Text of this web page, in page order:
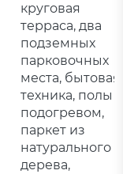
круговая
терраса, два
подземных
парковочных
места, бытовая
техника, полы с
подогревом,
паркет из
натурального
дерева,